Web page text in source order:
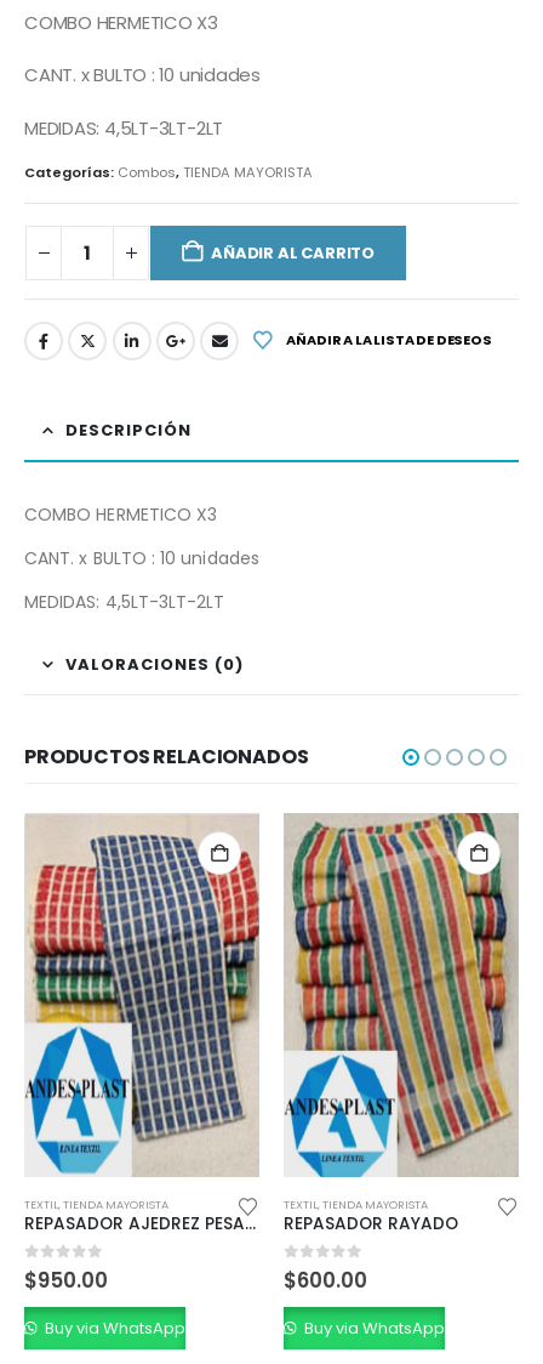
COMBO HERMETICO X3
CANT. x BULTO : 10 unidades
MEDIDAS: 4,5LT-3LT-2LT
Categorías: Combos,TIENDA MAYORISTA
AÑADIR AL CARRITO
AÑADIR A LA LISTA DE DESEOS
DESCRIPCIÓN
COMBO HERMETICO X3
CANT. x BULTO : 10 unidades
MEDIDAS: 4,5LT-3LT-2LT
VALORACIONES (0)
PRODUCTOS RELACIONADOS
TEXTIL,TIENDA MAYORISTA
REPASADOR AJEDREZ PESADO
0 out of 5
$950.00
Buy via WhatsApp
TEXTIL,TIENDA MAYORISTA
REPASADOR RAYADO
0 out of 5
$600.00
Buy via WhatsApp